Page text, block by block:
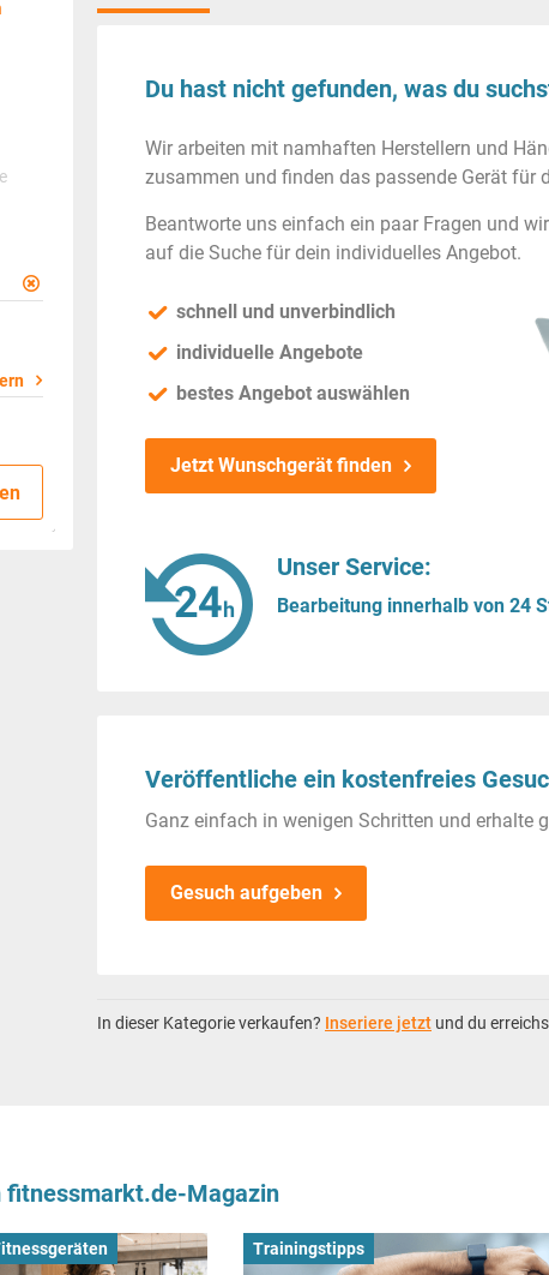
Du hast nicht gefunden, was du
Wir arbeiten mit namhaften Herstellern und
zusammen und finden das passende Gerät für
Beantworte uns einfach ein paar Fragen und
auf die Suche für dein individuelles Angebot.
schnell und unverbindlich
individuelle Angebote
bestes Angebot auswählen
Jetzt Wunschgerät finden
Unser Service:
Bearbeitung innerhalb von 24
Veröffentliche ein kostenfreies
Ganz einfach in wenigen Schritten und erhalte
Gesuch aufgeben
In dieser Kategorie verkaufen? Inseriere jetzt und du
fitnessmarkt.de-Magazin
Trainingstipps